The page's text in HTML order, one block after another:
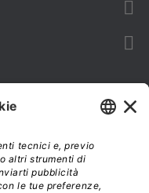


aggiornato sulle